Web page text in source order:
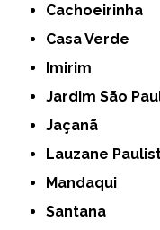
Cachoeirinha
Casa Verde
Imirim
Jardim São
Jaçanã
Lauzane
Mandaqui
Santana